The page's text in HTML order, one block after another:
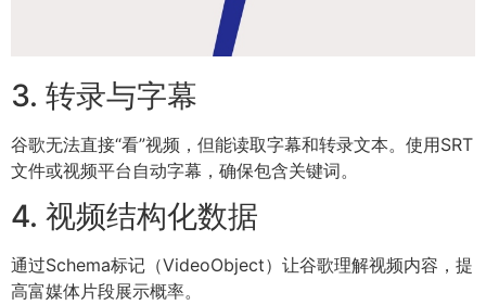
3. 转录与字幕
谷歌无法直接“看”视频，但能读取字幕和转录文本。使用SRT
文件或视频平台自动字幕，确保包含关键词。
4. 视频结构化数据
通过Schema标记（VideoObject）让谷歌理解视频内容，提
高富媒体片段展示概率。